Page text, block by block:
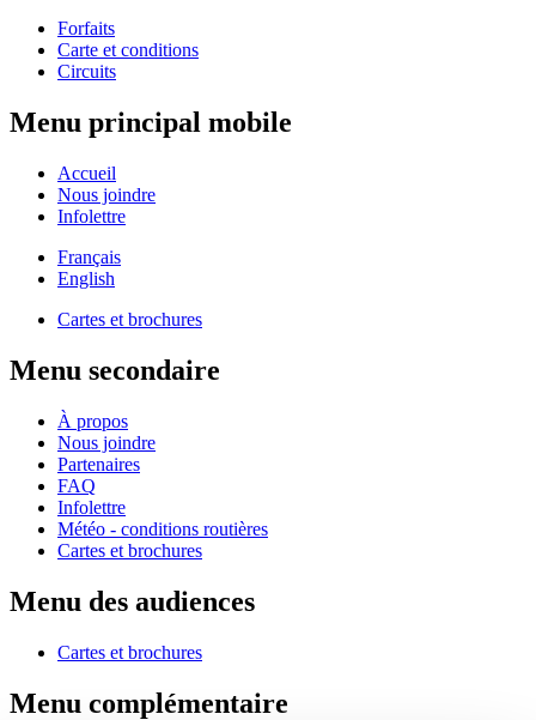
Forfaits
Carte et conditions
Circuits
Menu principal mobile
Accueil
Nous joindre
Infolettre
Français
English
Cartes et brochures
Menu secondaire
À propos
Nous joindre
Partenaires
FAQ
Infolettre
Météo - conditions routières
Cartes et brochures
Menu des audiences
Cartes et brochures
Menu complémentaire